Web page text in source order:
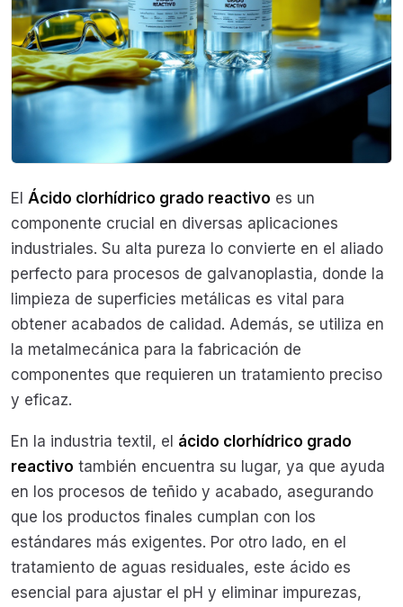
El Ácido clorhídrico grado reactivo es un
componente crucial en diversas aplicaciones
industriales. Su alta pureza lo convierte en el aliado
perfecto para procesos de galvanoplastia, donde la
limpieza de superficies metálicas es vital para
obtener acabados de calidad. Además, se utiliza en
la metalmecánica para la fabricación de
componentes que requieren un tratamiento preciso
y eficaz.
En la industria textil, el ácido clorhídrico grado
reactivo también encuentra su lugar, ya que ayuda
en los procesos de teñido y acabado, asegurando
que los productos finales cumplan con los
estándares más exigentes. Por otro lado, en el
tratamiento de aguas residuales, este ácido es
esencial para ajustar el pH y eliminar impurezas,